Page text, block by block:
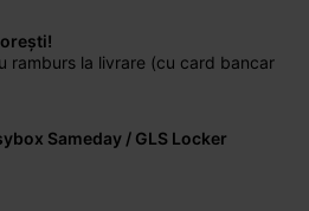
ramburs la livrare (cu card bancar
Sameday / GLS Locker